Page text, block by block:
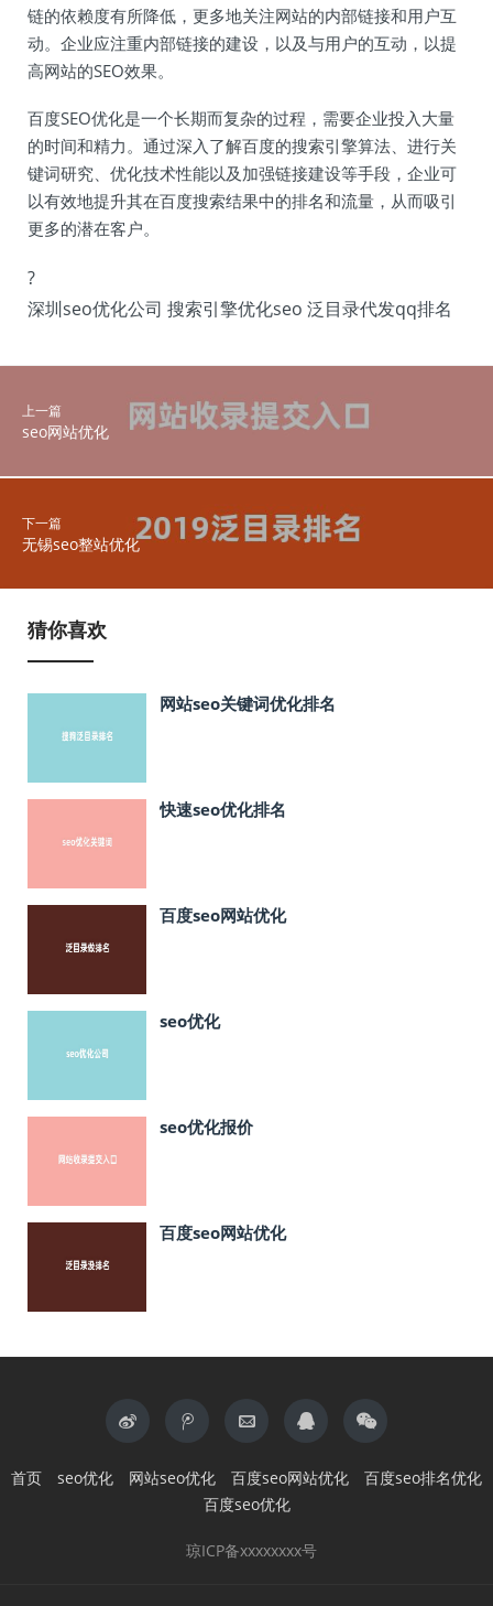
链的依赖度有所降低，更多地关注网站的内部链接和用户互
动。企业应注重内部链接的建设，以及与用户的互动，以提
高网站的SEO效果。
百度SEO优化是一个长期而复杂的过程，需要企业投入大量
的时间和精力。通过深入了解百度的搜索引擎算法、进行关
键词研究、优化技术性能以及加强链接建设等手段，企业可
以有效地提升其在百度搜索结果中的排名和流量，从而吸引
更多的潜在客户。
?
深圳seo优化公司 搜索引擎优化seo 泛目录代发qq排名
上一篇
seo网站优化
下一篇
无锡seo整站优化
猜你喜欢
网站seo关键词优化排名
快速seo优化排名
百度seo网站优化
seo优化
seo优化报价
百度seo网站优化
首页 seo优化 网站seo优化 百度seo网站优化
百度seo排名优化
百度seo优化
琼ICP备xxxxxxxx号